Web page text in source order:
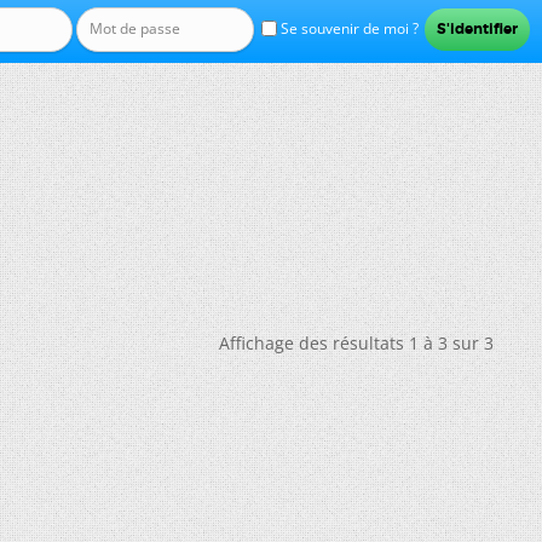
Se souvenir de moi ?
Affichage des résultats 1 à 3 sur 3